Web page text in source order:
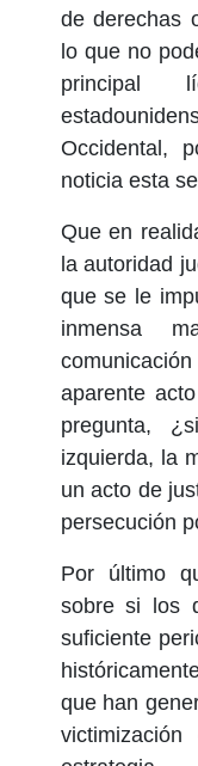
de derechas
lo que no
principal
Occidental,
noticia esta
Que en
la autoridad
que se le
inmensa
aparente
pregunta,
izquierda, la
un acto de
persecución
Por último
sobre si los
suficiente
que han